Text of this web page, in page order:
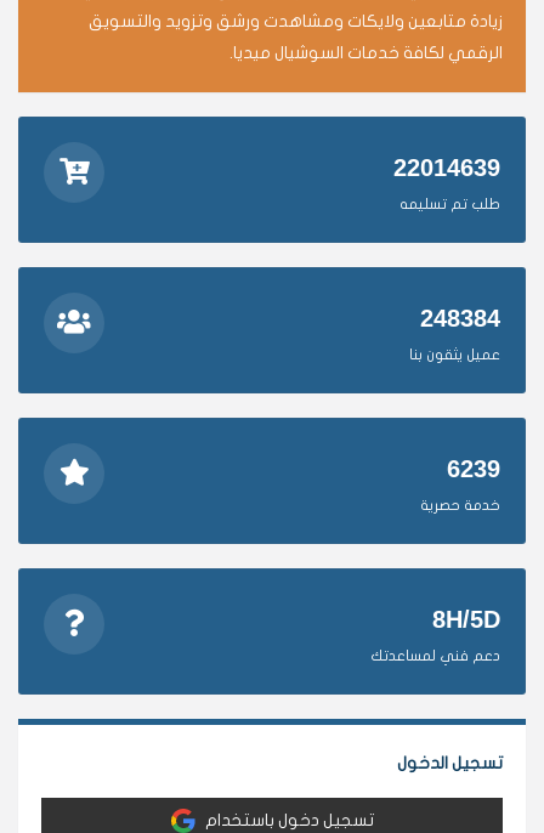
زيادة متابعين ولايكات ومشاهدت ورشق وتزويد والتسويق
الرقمي لكافة خدمات السوشيال ميديا.
22014639
طلب تم تسليمه
248384
عميل يثقون بنا
6239
خدمة حصرية
8H/5D
دعم فني لمساعدتك
تسجيل الدخول
تسجيل دخول باستخدام